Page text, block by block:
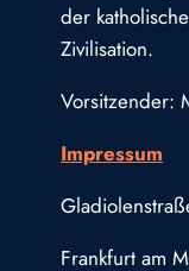
der
Zivilisation.
Vorsitzender:
Impressum
Frankfurt am